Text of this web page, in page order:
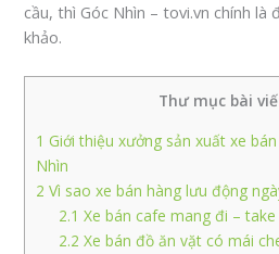
cầu, thì Góc Nhìn – tovi.vn chính
khảo.
Thư mục bài
1 Giới thiệu xưởng sản xuất xe
Nhìn
2 Vì sao xe bán hàng lưu động
2.1 Xe bán cafe mang đi –
2.2 Xe bán đồ ăn vặt có mái